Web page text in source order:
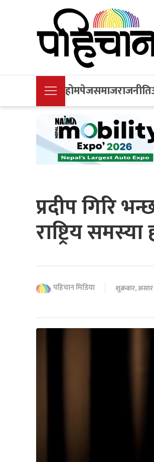
होमपेजसमाजराजनीति
प्रदीप गिरि
राष्ट्रिय समस्या
पहिचान मिडिया शुक्रबार,